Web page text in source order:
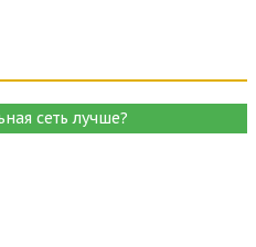
сеть лучше?